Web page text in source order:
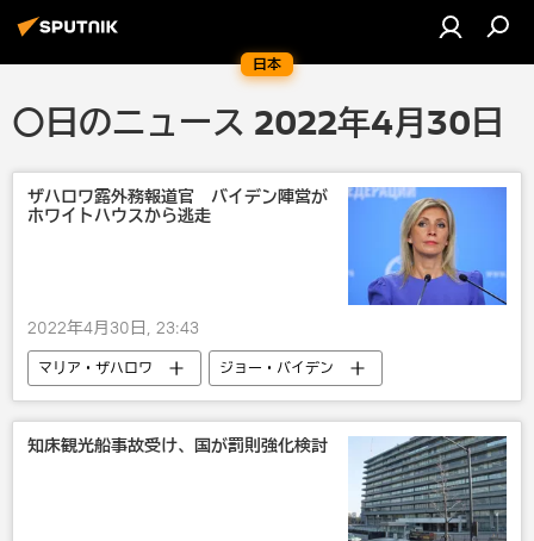
日本
〇日のニュース 2022年4月30日
ザハロワ露外務報道官 バイデン陣営が
ホワイトハウスから逃走
2022年4月30日, 23:43
マリア・ザハロワ
ジョー・バイデン
ホワイトハウス
米国
知床観光船事故受け、国が罰則強化検討